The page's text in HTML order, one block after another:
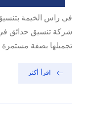
شركة تنسيق حدائق
تجميلها بصفة
اقرأ أكثر